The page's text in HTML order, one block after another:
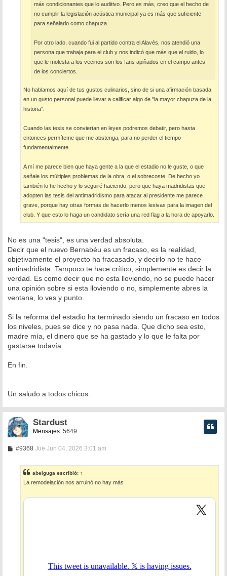
más condicionantes que lo auditivo. Pero es más, creo que el hecho de
no cumplir la legislación acústica municipal ya es más que suficiente
para señalarlo como chapuza.
Por otro lado, cuando fui al partido contra el Alavés, nos atendió una
persona que trabaja para el club y nos indicó que más que el ruido, lo
que le molesta a los vecinos son los fans apiñados en el campo antes
de los conciertos.
No hablamos aquí de tus gustos culinarios, sino de si una afirmación basada
en un gusto personal puede llevar a calificar algo de "la mayor chapuza de la
historia".
Cuando las tesis se conviertan en leyes podremos debatir, pero hasta
entonces permíteme que me abstenga, para no perder el tiempo
fundamentalmente.
A mí me parece bien que haya gente a la que el estadio no le guste, o que
señale los múltiples problemas de la obra, o el sobrecoste. De hecho yo
también lo he hecho y lo seguiré haciendo, pero que haya madridistas que
adopten las tesis del antimadridismo para atacar al presidente me parece
grave, porque hay otras formas de hacerlo menos lesivas para la imagen del
club. Y que esto lo haga un candidato sería una red flag a la hora de apoyarlo.
No es una "tesis", es una verdad absoluta.
Decir que el nuevo Bernabéu es un fracaso, es la realidad,
objetivamente el proyecto ha fracasado, y decirlo no te hace
antinadridista. Tampoco te hace crítico, simplemente es decir la
verdad. Es como decir que no esta lloviendo, no se puede hacer
una opinión sobre si esta lloviendo o no, simplemente abres la
ventana, lo ves y punto.
Si la reforma del estadio ha terminado siendo un fracaso en todos
los niveles, pues se dice y no pasa nada. Que dicho sea esto,
madre mía, el dinero que se ha gastado y lo que le falta por
gastarse todavía.
En fin.
Un saludo a todos chicos.
Stardust
Mensajes: 5649
#9368M
a
j
Jue Jun 04, 2026 3:01 am
abelguga escribió: ↑
La remodelación nos arruinó no hay más